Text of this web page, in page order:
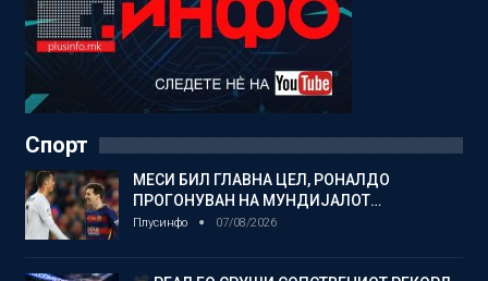
Спорт
МЕСИ БИЛ ГЛАВНА ЦЕЛ, РОНАЛДО
ПРОГОНУВАН НА МУНДИЈАЛОТ…
Плусинфо 07/08/2026